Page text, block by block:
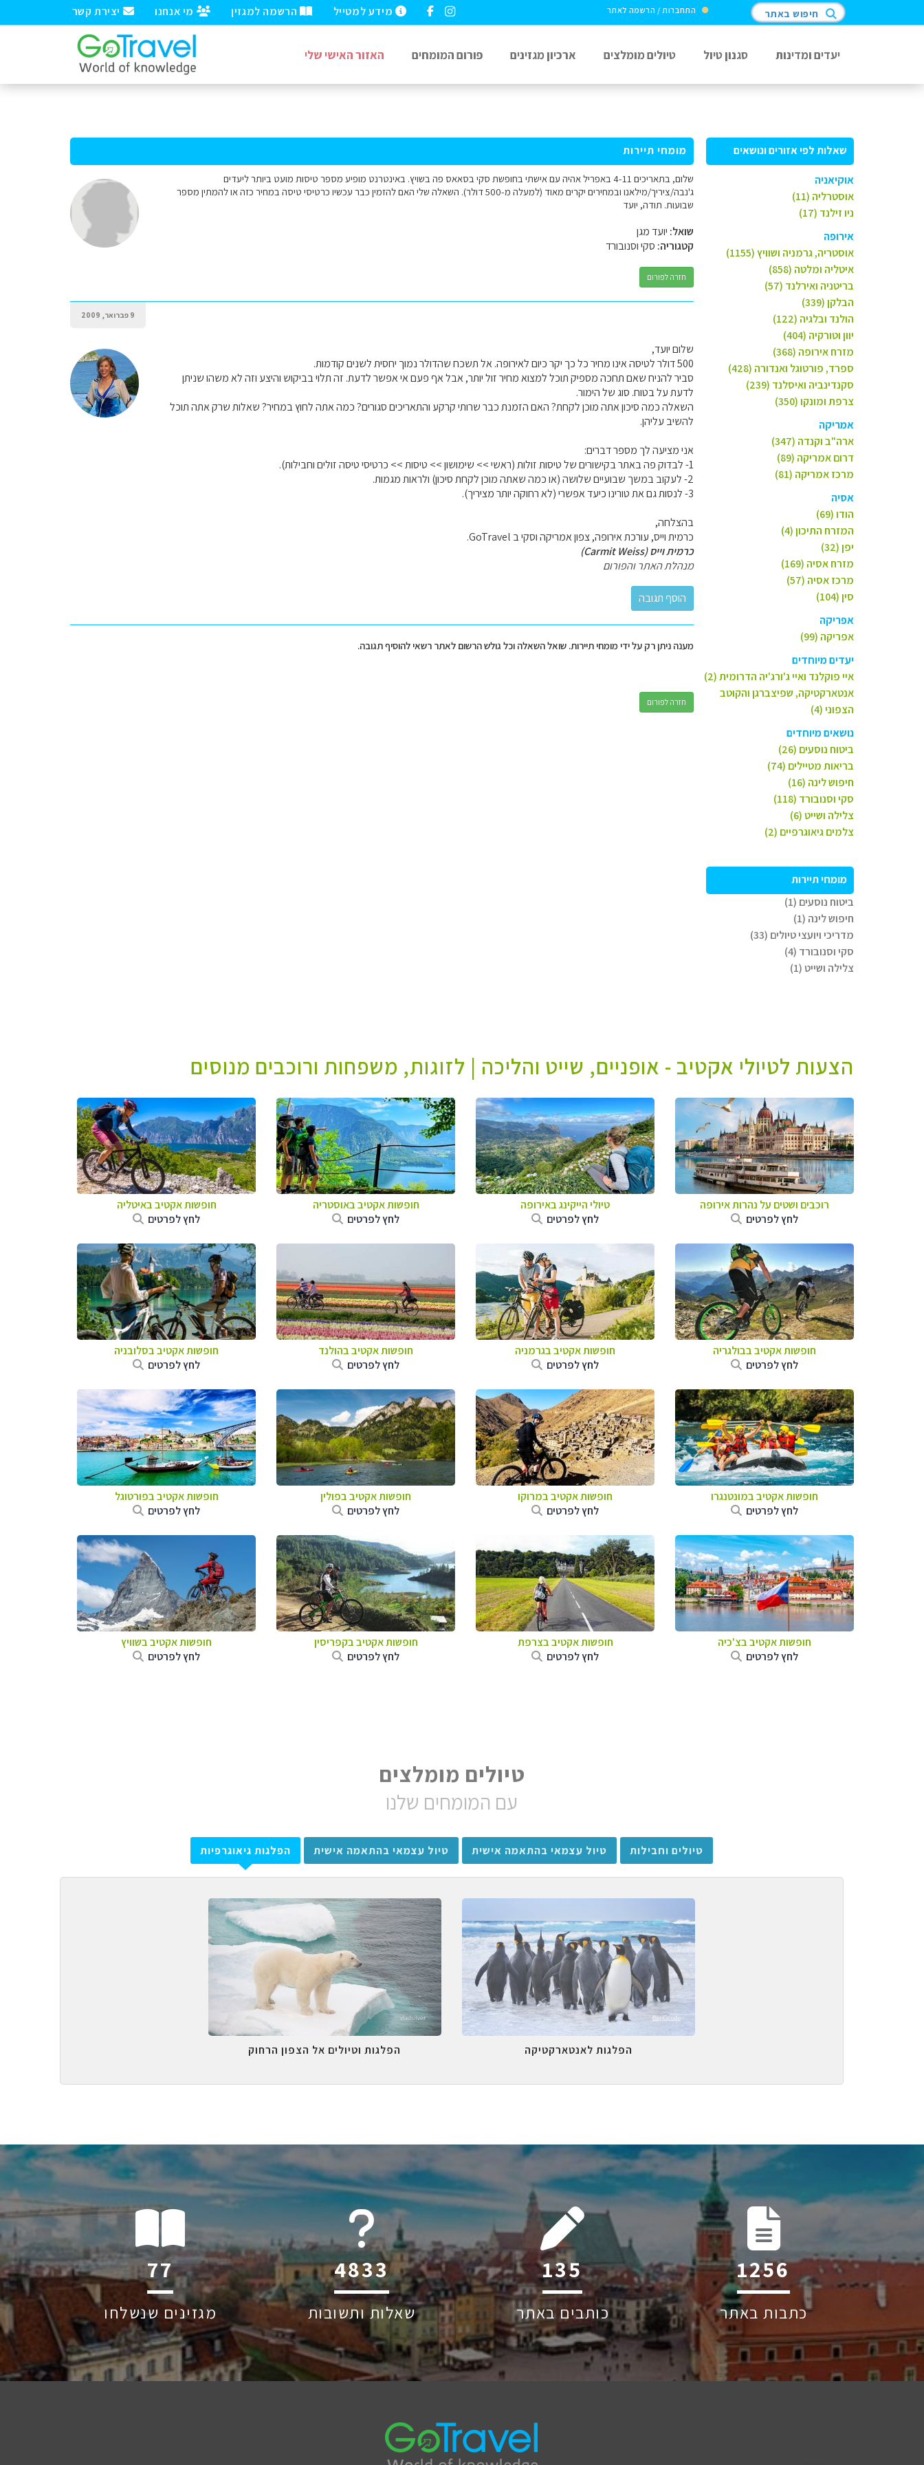
יצירת קשר מי אנחנו הרשמה למגזין מידע למטייל התחברות / הרשמה לאתר חיפוש באתר
יעדים ומדינות סגנון טיול טיולים מומלצים ארכיון מגזינים פורום המומחים האזור האישי שלי
שאלות לפי אזורים ונושאים
אוקיאניה
אוסטרליה (11)
ניו זילנד (17)
אירופה
אוסטריה, גרמניה ושוויץ (1155)
איטליה ומלטה (858)
בריטניה ואירלנד (57)
הבלקן (339)
הולנד ובלגיה (122)
יוון וטורקיה (404)
מזרח אירופה (368)
ספרד, פורטוגל ואנדורה (428)
סקנדינביה ואיסלנד (239)
צרפת ומונקו (350)
אמריקה
ארה"ב וקנדה (347)
דרום אמריקה (89)
מרכז אמריקה (81)
אסיה
הודו (69)
המזרח התיכון (4)
יפן (32)
מזרח אסיה (169)
מרכז אסיה (57)
סין (104)
אפריקה
אפריקה (99)
יעדים מיוחדים
איי פוקלנד ואיי ג'ורג'יה הדרומית (2)
אנטארקטיקה, שפיצברגן והקוטב
הצפוני (4)
נושאים מיוחדים
ביטוח נוסעים (26)
בריאות מטיילים (74)
חיפוש לינה (16)
סקי וסנובורד (118)
צלילה ושייט (6)
צלמים גיאוגרפיים (2)
מומחי תיירות
ביטוח נוסעים (1)
חיפוש לינה (1)
מדריכי ויועצי טיולים (33)
סקי וסנובורד (4)
צלילה ושייט (1)
מומחי תיירות
שלום, בתאריכים 4-11 באפריל אהיה עם אישתי בחופשת סקי בסאאס פה בשויץ. באינטרנט מופיע מספר טיסות מועט ביותר ליעדים
ג'נבה/ציריך/מילאנו ובמחירים יקרים מאוד (למעלה מ-500 דולר). השאלה שלי האם להזמין כבר עכשיו כרטיסי טיסה במחיר כזה או להמתין מספר
שבועות. תודה, יועד
שואל: יועד מגן
קטגוריה: סקי וסנובורד
חזרה לפורום
9 פברואר, 2009
שלום יועד,
500 דולר לטיסה אינו מחיר כל כך יקר כיום לאירופה. אל תשכח שהדולר נמוך יחסית לשנים קודמות.
סביר להניח שאם תחכה מספיק תוכל למצוא מחיר זול יותר, אבל אף פעם אי אפשר לדעת. זה תלוי בביקוש והיצע וזה לא משהו שניתן
לדעת על בטוח. סוג של הימור.
השאלה כמה סיכון אתה מוכן לקחת? האם הזמנת כבר שרותי קרקע והתאריכים סגורים? כמה אתה לחוץ במחיר? שאלות שרק אתה תוכל
להשיב עליהן.
אני מציעה לך מספר דברים:
1- לבדוק פה באתר בקישורים של טיסות זולות (ראשי >> שימושון >> טיסות >> כרטיסי טיסה זולים וחבילות).
2- לעקוב במשך שבועיים שלושה (או כמה שאתה מוכן לקחת סיכון) ולראות מגמות.
3- לנסות גם את טורינו כיעד אפשרי (לא רחוקה יותר מציריך).
בהצלחה,
כרמית וייס, עורכת אירופה, צפון אמריקה וסקי ב GoTravel.
כרמית וייס (Carmit Weiss)
מנהלת האתר והפורום
מענה ניתן רק על ידי מומחי תיירות. שואל השאלה וכל גולש הרשום לאתר רשאי להוסיף תגובה.
חזרה לפורום
הצעות לטיולי אקטיב - אופניים, שייט והליכה | לזוגות, משפחות ורוכבים מנוסים
רוכבים ושטים על נהרות אירופה
לחץ לפרטים
טיולי הייקינג באירופה
לחץ לפרטים
חופשות אקטיב באוסטריה
לחץ לפרטים
חופשות אקטיב באיטליה
לחץ לפרטים
חופשות אקטיב בבולגריה
לחץ לפרטים
חופשות אקטיב בגרמניה
לחץ לפרטים
חופשות אקטיב בהולנד
לחץ לפרטים
חופשות אקטיב בסלובניה
לחץ לפרטים
חופשות אקטיב במונטנגרו
לחץ לפרטים
חופשות אקטיב במרוקו
לחץ לפרטים
חופשות אקטיב בפולין
לחץ לפרטים
חופשות אקטיב בפורטוגל
לחץ לפרטים
חופשות אקטיב בצ'כיה
לחץ לפרטים
חופשות אקטיב בצרפת
לחץ לפרטים
חופשות אקטיב בקפריסין
לחץ לפרטים
חופשות אקטיב בשוויץ
לחץ לפרטים
טיולים מומלצים
עם המומחים שלנו
טיולים וחבילות טיול עצמאי בהתאמה אישית טיול עצמאי בהתאמה אישית הפלגות גיאוגרפיות
הפלגות לאנטארקטיקה הפלגות וטיולים אל הצפון הרחוק
123
מגזינים שנשלחו
6045
שאלות ותשובות
215
כותבים באתר
2004
כתבות באתר